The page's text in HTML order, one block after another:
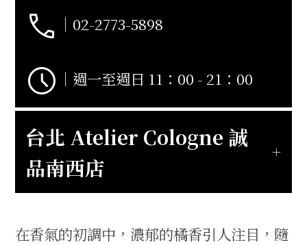
｜02-2773-5898
｜週一至週日 11：00 - 21：00
台北 Atelier Cologne 誠
品南西店
在香氣的初調中，濃郁的橘香引人注目，隨